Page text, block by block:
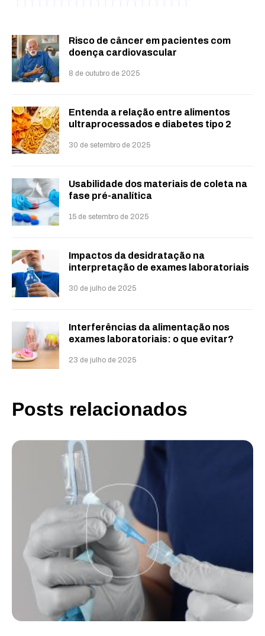
Risco de câncer em pacientes com
doença cardiovascular
8 de outubro de 2025
Entenda a relação entre alimentos
ultraprocessados e diabetes tipo 2
30 de setembro de 2025
Usabilidade dos materiais de coleta na
fase pré-analítica
15 de setembro de 2025
Impactos da desidratação na
interpretação de exames laboratoriais
30 de julho de 2025
Interferências da alimentação nos
exames laboratoriais: o que evitar?
23 de julho de 2025
Posts relacionados